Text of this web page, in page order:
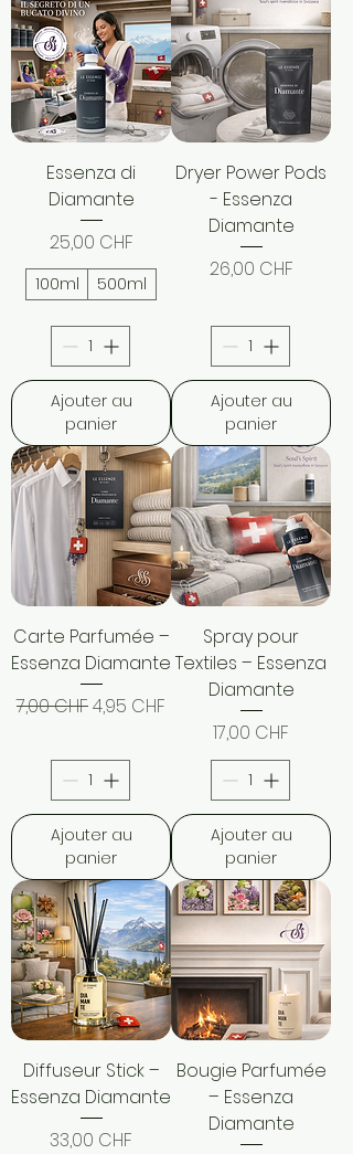
Essenza di
Diamante
Prix
25,00 CHF
100ml 500ml
Ajouter au
panier
Dryer Power Pods
- Essenza
Diamante
Prix
26,00 CHF
Ajouter au
panier
Carte Parfumée –
Essenza Diamante
Prix original
7,00 CHFPrix promotionnel
4,95 CHF
Ajouter au
panier
Spray pour
Textiles – Essenza
Diamante
Prix
17,00 CHF
Ajouter au
panier
Diffuseur Stick –
Essenza Diamante
Prix
33,00 CHF
Bougie Parfumée
– Essenza
Diamante